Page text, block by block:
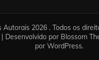
Autorais 2026 . Todos os
Desenvolvido por Blossom
por WordPress.